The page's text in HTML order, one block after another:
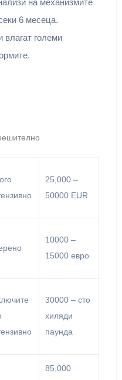
на механизмите
6 месеца.
влагат големи
25,000 –
50000 EUR
10000 –
15000 евро
30000 – сто
хиляди
паунда
85,000